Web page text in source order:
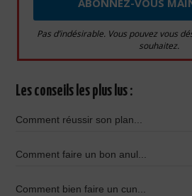
Pas d’indésirable. Vous pouvez vous
souhaitez.
Les conseils les plus lus :
Comment réussir son plan...
Comment faire un bon anul...
Comment bien faire un cun...